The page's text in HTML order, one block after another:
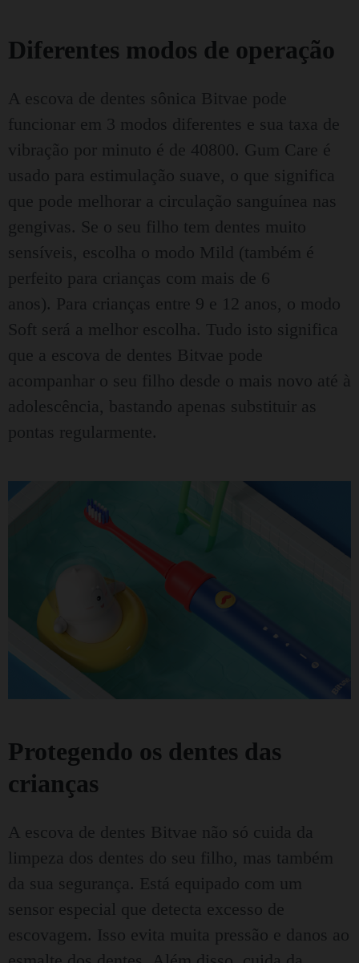
Diferentes modos de operação
A escova de dentes sônica Bitvae pode
funcionar em 3 modos diferentes e sua taxa de
vibração por minuto é de 40800. Gum Care é
usado para estimulação suave, o que significa
que pode melhorar a circulação sanguínea nas
gengivas. Se o seu filho tem dentes muito
sensíveis, escolha o modo Mild (também é
perfeito para crianças com mais de 6
anos). Para crianças entre 9 e 12 anos, o modo
Soft será a melhor escolha. Tudo isto significa
que a escova de dentes Bitvae pode
acompanhar o seu filho desde o mais novo até à
adolescência, bastando apenas substituir as
pontas regularmente.
Protegendo os dentes das
crianças
A escova de dentes Bitvae não só cuida da
limpeza dos dentes do seu filho, mas também
da sua segurança. Está equipado com um
sensor especial que detecta excesso de
escovagem. Isso evita muita pressão e danos ao